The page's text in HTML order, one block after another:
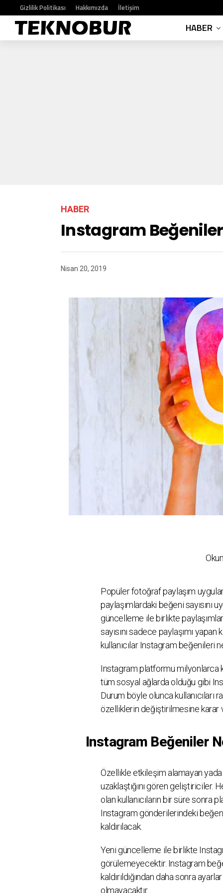
Gizlilik Politikası Hakkımızda İletişim
HABER
HABER
Instagram
Nisan 20, 2019
Popüler fotoğraf paylaşım
paylaşımlardaki beğeni sayısını
güncelleme ile birlikte
sayısını sadece paylaşımı
kullanıcılar Instagram beğenileri
Instagram platformu milyonlarca
tüm sosyal ağlarda olduğu gibi
Durum böyle olunca kullanıcıları
özelliklerin değiştirilmesine karar
Instagram Beğeniler
Özellikle etkileşim alamayan yada
uzaklaştığını gören geliştiriciler.
olan kullanıcıların bir süre
Instagram gönderilerindeki
kaldırılacak.
Yeni güncelleme ile birlikte
görülemeyecektir. Instagram
kaldırıldığından daha sonra
olmayacaktır.